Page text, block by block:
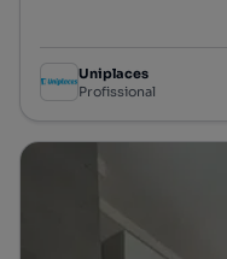
Uniplaces
Profissional